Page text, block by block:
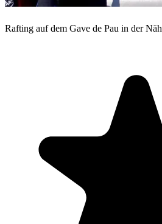
Rafting auf dem Gave de Pau in der